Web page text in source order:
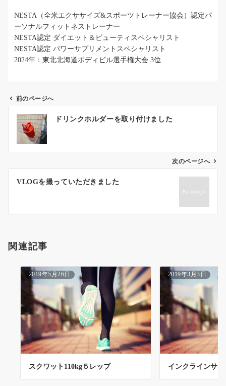
NESTA（全米エクササイズ&スポーツトレーナー協会）認定パ
ーソナルフィットネストレーナー
NESTA認定 ダイエット＆ビューティスペシャリスト
NESTA認定 パワーサプリメントスペシャリスト
2024年：東北北海道ボディビル選手権大会 3位
ン
前のページへ
ドリンクホルダーを取り付けました
次のページへ
VLOGを撮っていただきました
関連記事
2019年5月26日
スクワット110kg５レップ
2019年3月3日
インクラインサ